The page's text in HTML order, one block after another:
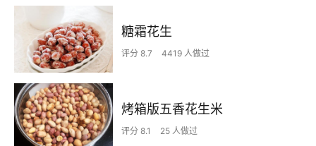
糖霜花生
评分 8.7 4419 人做过
烤箱版五香花生米
评分 8.1 25 人做过